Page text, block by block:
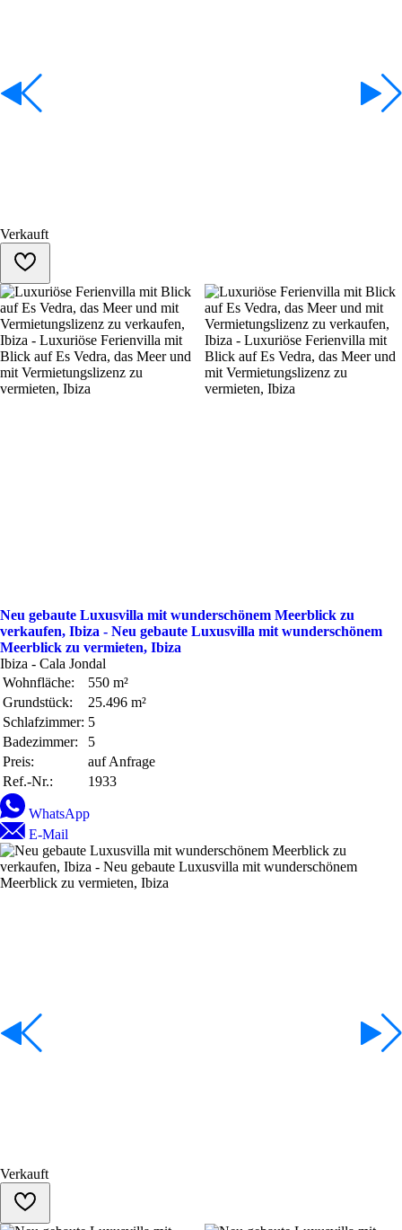
Verkauft
Neu gebaute Luxusvilla mit wunderschönem Meerblick zu
verkaufen, Ibiza - Neu gebaute Luxusvilla mit wunderschönem
Meerblick zu vermieten, Ibiza
Ibiza - Cala Jondal
Wohnfläche:
550 m²
Grundstück:
25.496 m²
Schlafzimmer: 5
Badezimmer:
5
Preis:
auf Anfrage
Ref.-Nr.:
1933
WhatsApp
E-Mail
Verkauft